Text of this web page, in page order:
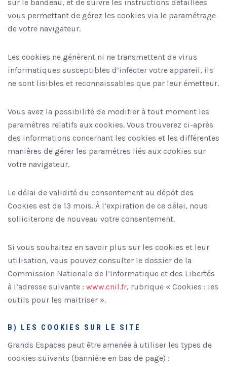
sur le bandeau, et de suivre les instructions détaillées
vous permettant de gérez les cookies via le paramétrage
de votre navigateur.
Les cookies ne génèrent ni ne transmettent de virus
informatiques susceptibles d’infecter votre appareil, ils
ne sont lisibles et reconnaissables que par leur émetteur.
Vous avez la possibilité de modifier à tout moment les
paramètres relatifs aux cookies. Vous trouverez ci-après
des informations concernant les cookies et les différentes
manières de gérer les paramètres liés aux cookies sur
votre navigateur.
Le délai de validité du consentement au dépôt des
Cookies est de 13 mois. À l’expiration de ce délai, nous
solliciterons de nouveau votre consentement.
Si vous souhaitez en savoir plus sur les cookies et leur
utilisation, vous pouvez consulter le dossier de la
Commission Nationale de l’Informatique et des Libertés
à l’adresse suivante : www.cnil.fr, rubrique « Cookies : les
outils pour les maitriser ».
B) LES COOKIES SUR LE SITE
Grands Espaces peut être amenée à utiliser les types de
cookies suivants (bannière en bas de page) :